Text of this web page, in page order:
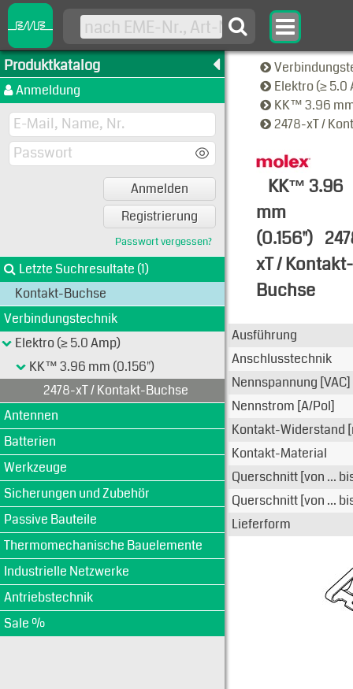
Produktkatalog
Anmeldung
Anmelden
Registrierung
Passwort vergessen?
Letzte Suchresultate (1)
Kontakt-Buchse
Verbindungstechnik
Elektro (≥ 5.0 Amp)
KK™ 3.96 mm (0.156")
2478-xT / Kontakt-Buchse
Antennen
Batterien
Werkzeuge
Sicherungen und Zubehör
Passive Bauteile
Thermomechanische Bauelemente
Industrielle Netzwerke
Antriebstechnik
Sale %
Elektro (≥ 5.0
KK™ 3.96
2478-xT /
KK™ 3.96
mm
(0.156")
xT / Kontakt-
Buchse
Typen-
Ausführung
Anschlusstechnik
Nennspannung [VAC]
Nennstrom [A/Pol]
Kontakt-Widerstand
Kontakt-Material
Querschnitt [von ...
Querschnitt [von ...
Lieferform